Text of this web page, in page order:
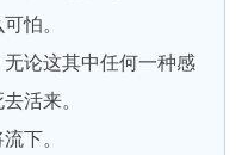
怕。
论这其中任何一种感
活来。
下。